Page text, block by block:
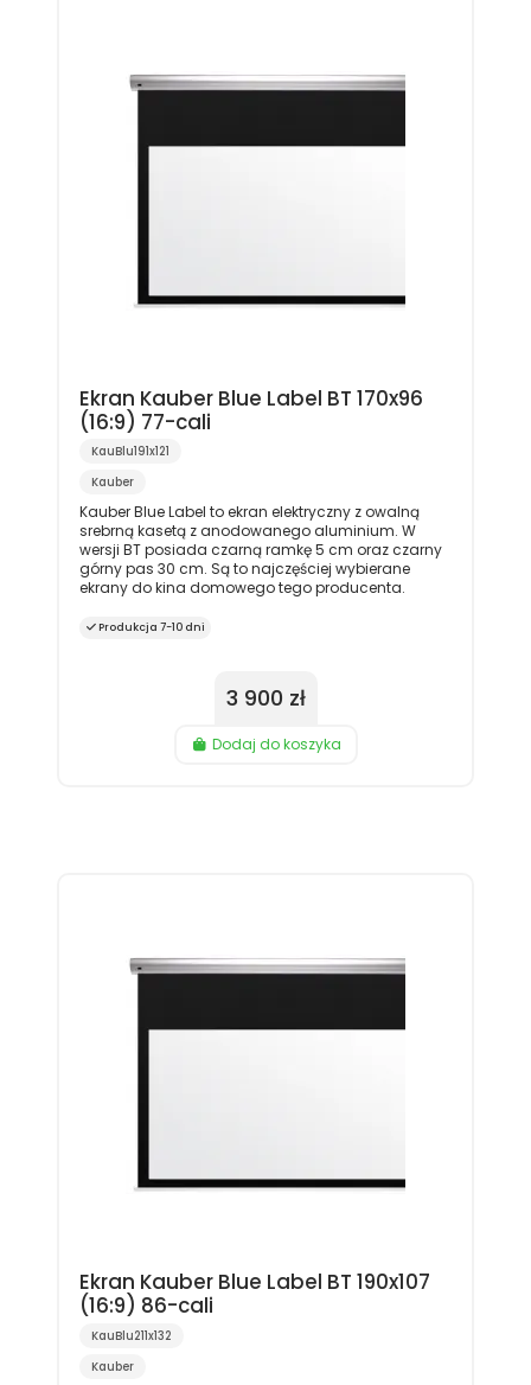
Ekran Kauber Blue Label BT 170x96
(16:9) 77-cali
KauBlu191x121
Kauber
Kauber Blue Label to ekran elektryczny z owalną
srebrną kasetą z anodowanego aluminium. W
wersji BT posiada czarną ramkę 5 cm oraz czarny
górny pas 30 cm. Są to najczęściej wybierane
ekrany do kina domowego tego producenta.
Produkcja 7-10 dni
3 900 zł
Dodaj do koszyka
Ekran Kauber Blue Label BT 190x107
(16:9) 86-cali
KauBlu211x132
Kauber